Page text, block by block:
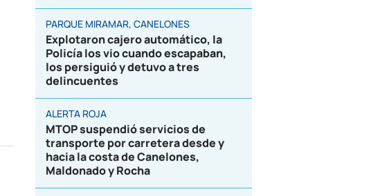
PARQUE MIRAMAR, CANELONES
Explotaron cajero automático, la
Policía los vio cuando escapaban,
los persiguió y detuvo a tres
delincuentes
ALERTA ROJA
MTOP suspendió servicios de
transporte por carretera desde y
hacia la costa de Canelones,
Maldonado y Rocha